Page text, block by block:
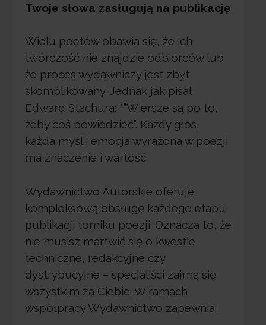
Twoje słowa zasługują na publikację
Wielu poetów obawia się, że ich
twórczość nie znajdzie odbiorców lub
że proces wydawniczy jest zbyt
skomplikowany. Jednak jak pisał
Edward Stachura: *”Wiersze są po to,
żeby coś powiedzieć”. Każdy głos,
każda myśl i emocja wyrażona w poezji
ma znaczenie i wartość.
Wydawnictwo Autorskie oferuje
kompleksową obsługę każdego etapu
publikacji tomiku poezji. Oznacza to, że
nie musisz martwić się o kwestie
techniczne, redakcyjne czy
dystrybucyjne – specjaliści zajmą się
wszystkim za Ciebie. W ramach
współpracy Wydawnictwo zapewnia: